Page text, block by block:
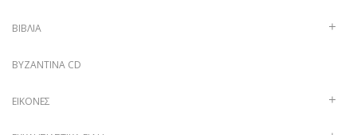
ΒΙΒΛΊΑ
ΒΥΖΑΝΤΙΝΑ CD
ΕΙΚΌΝΕΣ